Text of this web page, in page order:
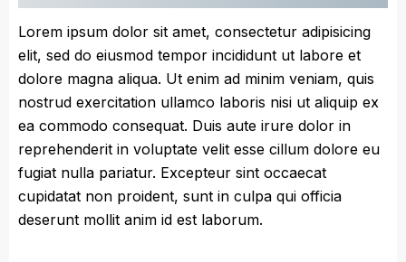
Lorem ipsum dolor sit amet, consectetur adipisicing
elit, sed do eiusmod tempor incididunt ut labore et
dolore magna aliqua. Ut enim ad minim veniam, quis
nostrud exercitation ullamco laboris nisi ut aliquip ex
ea commodo consequat. Duis aute irure dolor in
reprehenderit in voluptate velit esse cillum dolore eu
fugiat nulla pariatur. Excepteur sint occaecat
cupidatat non proident, sunt in culpa qui officia
deserunt mollit anim id est laborum.